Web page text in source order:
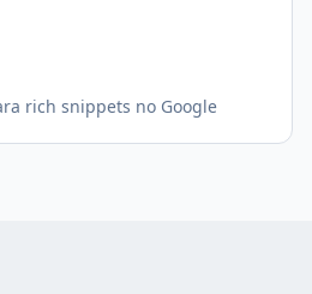
rich snippets no Google